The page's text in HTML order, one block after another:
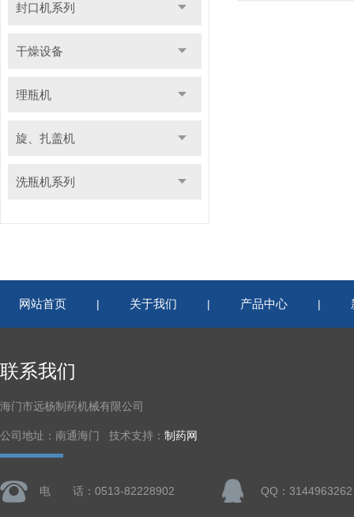
封口机系列
干燥设备
理瓶机
旋、扎盖机
洗瓶机系列
网站首页 | 关于我们 | 产品中心 |
联系我们
海门市远杨制药机械有限公司
公司地址：南通海门 技术支持： 制药网
电 话：0513-82228902 QQ：3144963262